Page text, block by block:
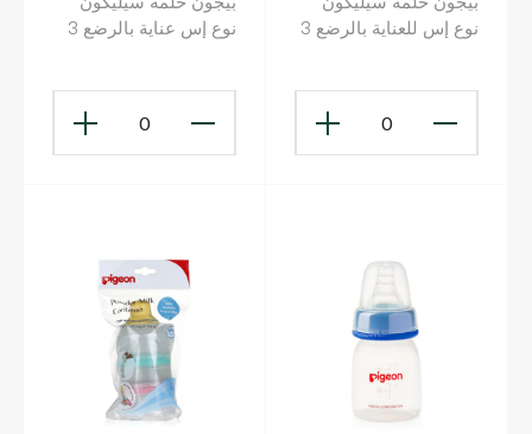
نوع إس للعناية بالرضع 3
0
نوع إس عناية بالرضع 3
0